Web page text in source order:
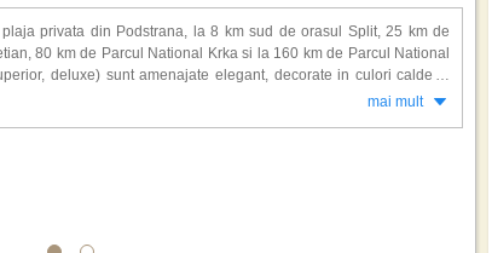
privata din Podstrana, la 8 km sud de orasul Split, 25 km de
80 km de Parcul National Krka si la 160 km de Parcul National
deluxe) sunt amenajate elegant, decorate in culori calde si
aer conditionat, telefon, minibar, detector de fum, seif, TV
tratamente, centru wellness, epilare, machiaj etc, zone de
cursuri aerobic, Yoga, sala de conferinte, festivitati, acces
mai mult